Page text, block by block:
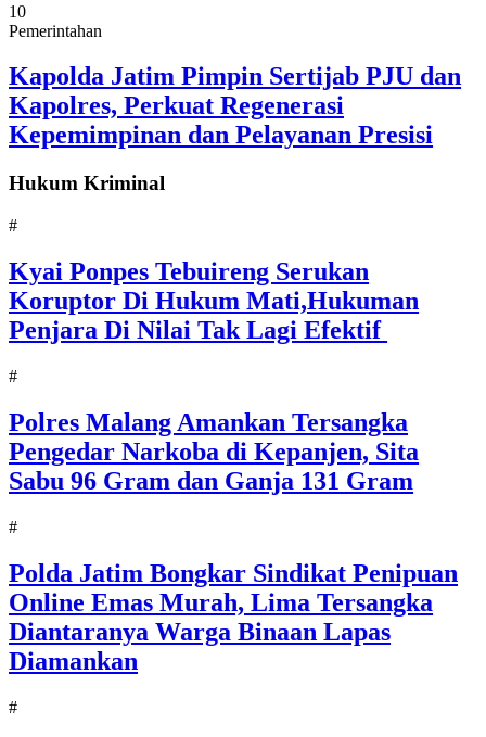
10
Pemerintahan
Kapolda Jatim Pimpin Sertijab PJU dan
Kapolres, Perkuat Regenerasi
Kepemimpinan dan Pelayanan Presisi
Hukum Kriminal
#
Kyai Ponpes Tebuireng Serukan
Koruptor Di Hukum Mati,Hukuman
Penjara Di Nilai Tak Lagi Efektif
#
Polres Malang Amankan Tersangka
Pengedar Narkoba di Kepanjen, Sita
Sabu 96 Gram dan Ganja 131 Gram
#
Polda Jatim Bongkar Sindikat Penipuan
Online Emas Murah, Lima Tersangka
Diantaranya Warga Binaan Lapas
Diamankan
#